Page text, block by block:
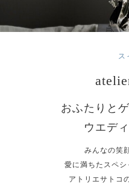
ス
おふたりと
ウエデ
みんなの笑
愛に満ちたスペ
アトリエサトコ